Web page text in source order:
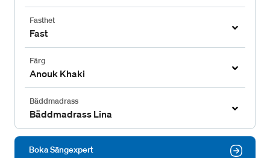
Fasthet
Fast
Färg
Anouk Khaki
Bäddmadrass
Bäddmadrass Lina
Boka Sängexpert